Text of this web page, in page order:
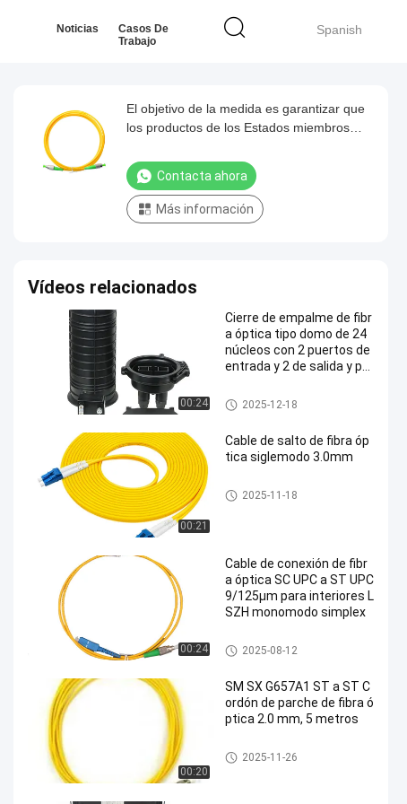
Spanish
Noticias
Casos De
Trabajo
El objetivo de la medida es garantizar que
los productos de los Estados miembros
contaminación.
Contacta ahora
Más información
Vídeos relacionados
00:24
Cierre de empalme de fibr
a óptica tipo domo de 24
núcleos con 2 puertos de
entrada y 2 de salida y pro
Cierre de empalme de fibra ópti
ca
2025-12-18
00:21
Cable de salto de fibra óp
tica siglemodo 3.0mm
Cable de conexión de fibra ópti
ca
2025-11-18
00:24
Cable de conexión de fibr
a óptica SC UPC a ST UPC
9/125μm para interiores L
SZH monomodo simplex
Cable de conexión de fibra ópti
ca
2025-08-12
00:20
SM SX G657A1 ST a ST C
ordón de parche de fibra ó
ptica 2.0 mm, 5 metros
Cable de conexión de fibra ópti
ca
2025-11-26